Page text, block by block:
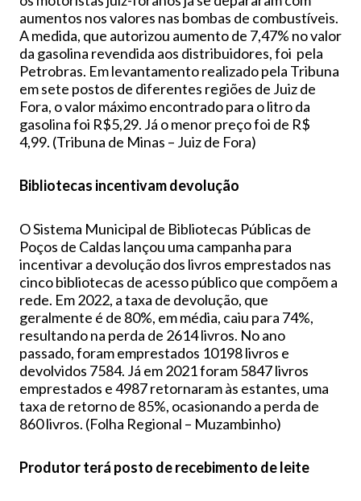
aumentos nos valores nas bombas de combustíveis.
A medida, que autorizou aumento de 7,47% no valor
da gasolina revendida aos distribuidores, foi pela
Petrobras. Em levantamento realizado pela Tribuna
em sete postos de diferentes regiões de Juiz de
Fora, o valor máximo encontrado para o litro da
gasolina foi R$5,29. Já o menor preço foi de R$
4,99. (Tribuna de Minas – Juiz de Fora)
Bibliotecas incentivam devolução
O Sistema Municipal de Bibliotecas Públicas de
Poços de Caldas lançou uma campanha para
incentivar a devolução dos livros emprestados nas
cinco bibliotecas de acesso público que compõem a
rede. Em 2022, a taxa de devolução, que
geralmente é de 80%, em média, caiu para 74%,
resultando na perda de 2614 livros. No ano
passado, foram emprestados 10198 livros e
devolvidos 7584. Já em 2021 foram 5847 livros
emprestados e 4987 retornaram às estantes, uma
taxa de retorno de 85%, ocasionando a perda de
860 livros. (Folha Regional – Muzambinho)
Produtor terá posto de recebimento de leite